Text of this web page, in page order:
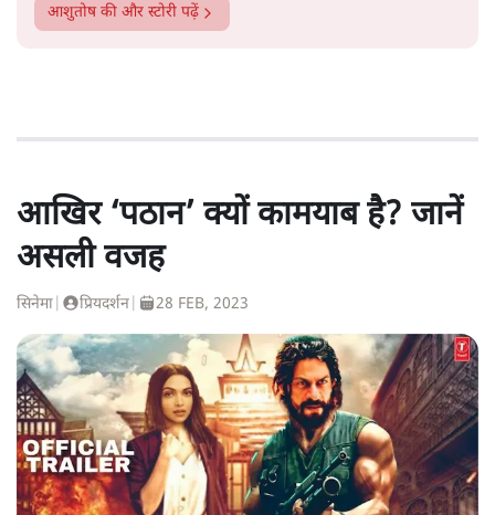
आशुतोषकी और स्टोरी पढ़ें
आखिर ‘पठान’ क्यों कामयाब है? जानें
असली वजह
सिनेमा प्रियदर्शन 28 FEB, 2023